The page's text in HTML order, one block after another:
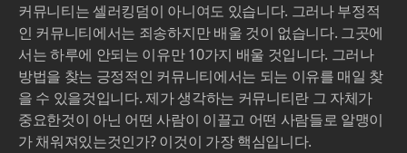
커뮤니티는 셀러킹덤이 아니여도 있습니다. 그러나 부정적
인 커뮤니티에서는 죄송하지만 배울 것이 없습니다. 그곳에
서는 하루에 안되는 이유만 10가지 배울 것입니다. 그러나
방법을 찾는 긍정적인 커뮤니티에서는 되는 이유를 매일 찾
을 수 있을것입니다. 제가 생각하는 커뮤니티란 그 자체가
중요한것이 아닌 어떤 사람이 이끌고 어떤 사람들로 알맹이
가 채워져있는것인가? 이것이 가장 핵심입니다.